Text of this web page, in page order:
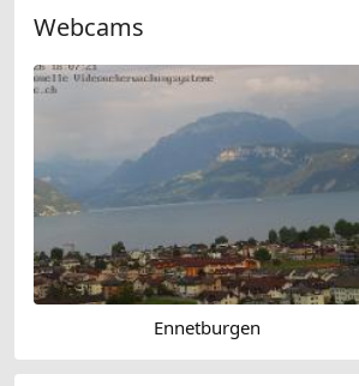
Webcams
Ennetburgen